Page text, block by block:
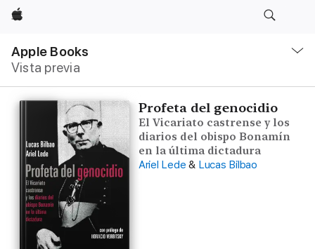
Apple
Apple Books
Vista previa
local
Abrir
Profeta del genocidio
El Vicariato castrense y los
diarios del obispo Bonamín
en la última dictadura
Ariel Lede & Lucas Bilbao